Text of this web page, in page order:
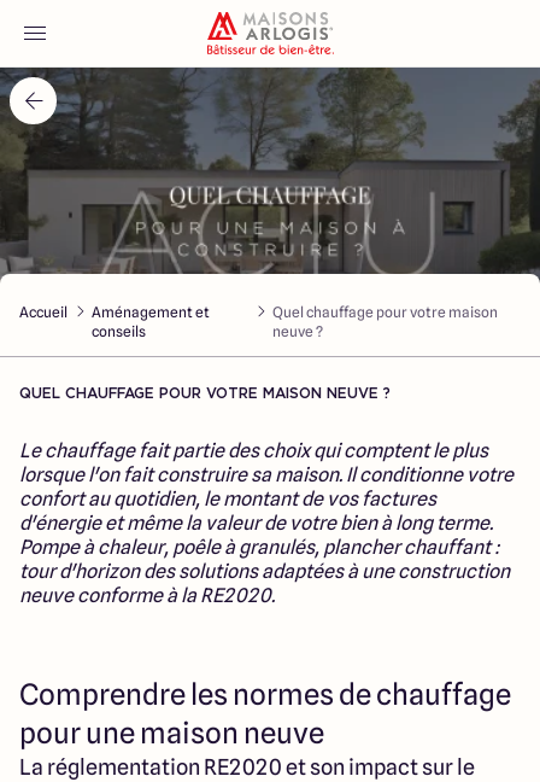
Accueil
Nos maisons
Nos annonces
Votre projet
Qui sommes-nous
Maisons ARLOGIS Nord
Lille - Villeneuve d'Ascq
03 66 72 64 60
Valenciennes - Marly 03 27 45 60 30
4.4 4.8
Accueil
Aménagement et
conseils
Quel chauffage pour votre maison
neuve ?
QUEL CHAUFFAGE POUR VOTRE MAISON NEUVE ?
Le chauffage fait partie des choix qui comptent le plus
lorsque l'on fait construire sa maison. Il conditionne votre
confort au quotidien, le montant de vos factures
d'énergie et même la valeur de votre bien à long terme.
Pompe à chaleur, poêle à granulés, plancher chauffant :
tour d'horizon des solutions adaptées à une construction
neuve conforme à la RE2020.
Comprendre les normes de chauffage
pour une maison neuve
La réglementation RE2020 et son impact sur le